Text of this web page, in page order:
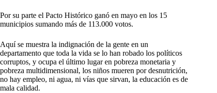
Por su parte el Pacto Histórico ganó en mayo en los 15
municipios sumando más de 113.000 votos.
Aquí se muestra la indignación de la gente en un
departamento que toda la vida se lo han robado los políticos
corruptos, y ocupa el último lugar en pobreza monetaria y
pobreza multidimensional, los niños mueren por desnutrición,
no hay empleo, ni agua, ni vías que sirvan, la educación es de
mala calidad.